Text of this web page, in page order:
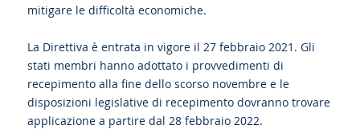
mitigare le difficoltà economiche.
La Direttiva è entrata in vigore il 27 febbraio 2021. Gli
stati membri hanno adottato i provvedimenti di
recepimento alla fine dello scorso novembre e le
disposizioni legislative di recepimento dovranno trovare
applicazione a partire dal 28 febbraio 2022.